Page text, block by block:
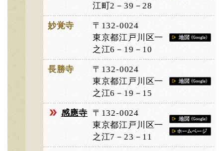
江町2－39－28
妙覚寺
〒132-0024
東京都江戸川区一
之江6－19－10
長勝寺
〒132-0024
東京都江戸川区一
之江6－19－15
感應寺
〒132-0024
東京都江戸川区一
之江7－23－11